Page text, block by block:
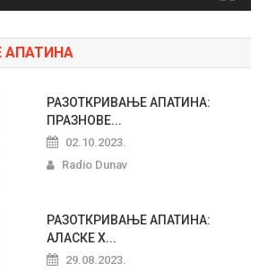
АПАТИНА
РАЗОТКРИВАЊЕ АПАТИНА:
ПРАЗНОВЕ...
02.10.2023.
Radio Dunav
РАЗОТКРИВАЊЕ АПАТИНА:
АЛАСКЕ Х...
29.08.2023.